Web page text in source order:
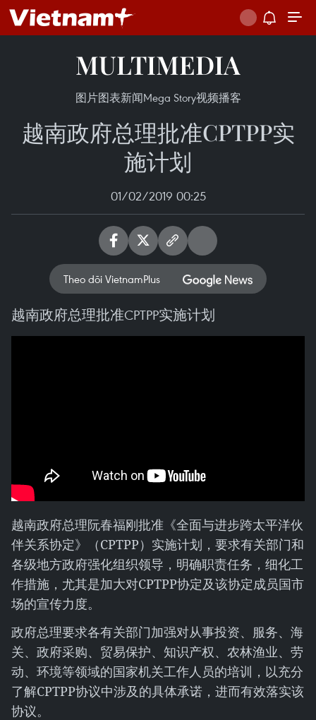
MULTIMEDIA
图片图表新闻Mega Story视频播客
越南政府总理批准CPTPP实
施计划
01/02/2019 00:25
Theo dõi VietnamPlus
越南政府总理批准CPTPP实施计划
越南政府总理阮春福刚批准《全面与进步跨太平洋伙
伴关系协定》（CPTPP）实施计划，要求有关部门和
各级地方政府强化组织领导，明确职责任务，细化工
作措施，尤其是加大对CPTPP协定及该协定成员国市
场的宣传力度。
政府总理要求各有关部门加强对从事投资、服务、海
关、政府采购、贸易保护、知识产权、农林渔业、劳
动、环境等领域的国家机关工作人员的培训，以充分
了解CPTPP协议中涉及的具体承诺，进而有效落实该
协议。